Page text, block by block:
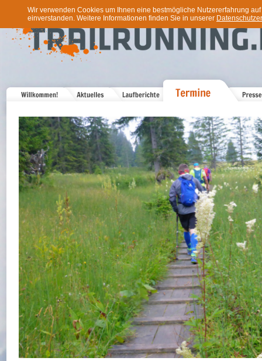
Wir verwenden Cookies um Ihnen eine bestmögliche Nutzererfahrung
einverstanden. Weitere Informationen finden Sie in unserer